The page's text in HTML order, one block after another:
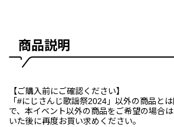
商品説明
【ご購入前にご確認ください】
「#にじさんじ歌謡祭2024」以外の商品と
で、本イベント以外の商品をご希望の場合
いた後に再度お買い求めください。